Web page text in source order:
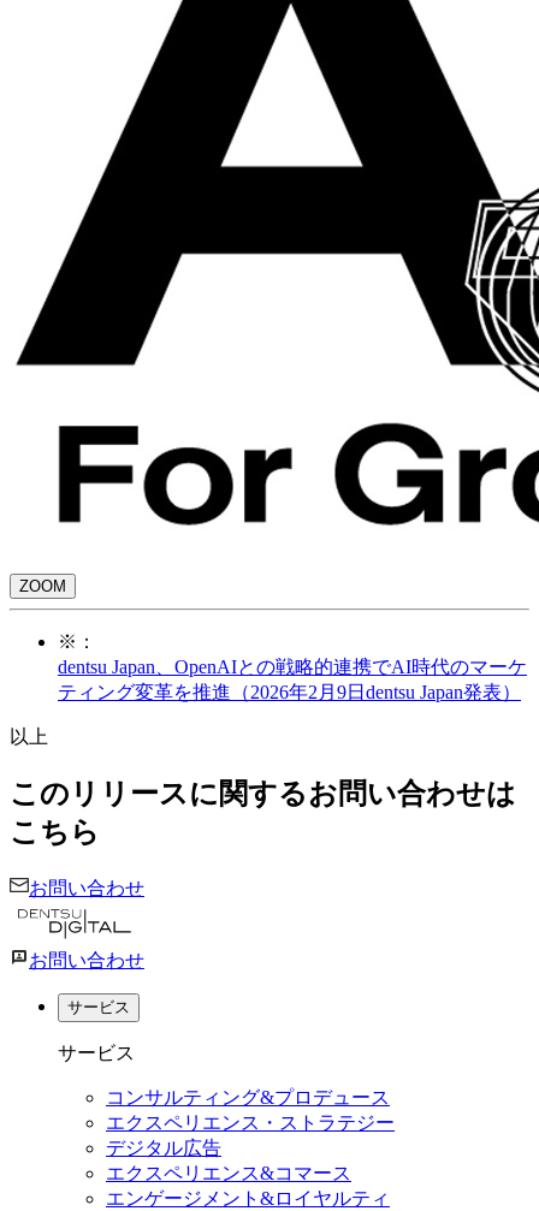
ZOOM
※：
dentsu Japan、OpenAIとの戦略的連携でAI時代のマーケ
ティング変革を推進（2026年2月9日dentsu Japan発表）
以上
このリリースに関するお問い合わせは
こちら
お問い合わせ
お問い合わせ
サービス
サービス
コンサルティング&プロデュース
エクスペリエンス・ストラテジー
デジタル広告
エクスペリエンス&コマース
エンゲージメント&ロイヤルティ